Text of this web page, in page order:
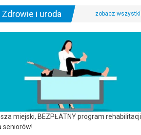
Zdrowie i uroda
miejski, BEZPŁATNY program rehabilitacji
seniorów!